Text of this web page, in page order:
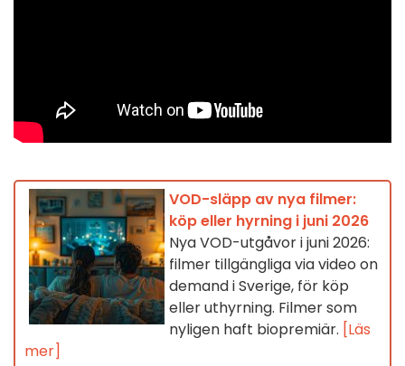
VOD-släpp av nya filmer:
köp eller hyrning i juni 2026
Nya VOD-utgåvor i juni 2026:
filmer tillgängliga via video on
demand i Sverige, för köp
eller uthyrning. Filmer som
nyligen haft biopremiär. [Läs
mer]